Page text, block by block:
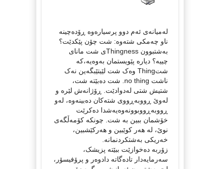
لەمیانەی ئەم دوو پرسیارەوە ڕۆدەچینە
ناو چەمکی شتەوە: شت چۆن پێکدێت؟
بەشتبوون Thingnessی شت مانای
چییە؟ دیارە پێویستمان بەوەیە،کە
شتThing وەک شت لێیتێبگەین نەک
ناشت no thing. شت دەبێتە شت،
شتیش شتی لەدوادێت. ڕۆژانەش لێرە و
لەوێ ڕووبەڕووی شتەکان دەبینەوە، لەو
ڕووبەڕووبوونەوەیەشدا دەکرێت
خۆشمان ببین بە شت. چونکە کۆمەڵگەی
نوێ، لە هەر کوێبین و هەرکێشبین،
خەریکی بەشتکردنمانە.
زۆربە دەخوازێت ببێتە پزیشک،
سەرمایەدار تادەگاتە دادوەر و پرۆفیسۆر،